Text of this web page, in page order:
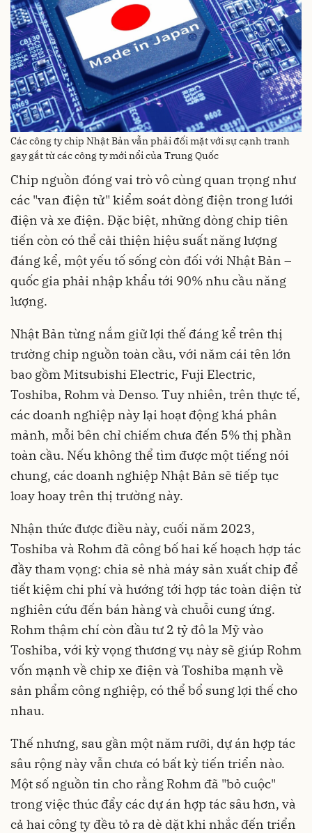
Các công ty chip Nhật Bản vẫn phải đối mặt với sự cạnh tranh
gay gắt từ các công ty mới nổi của Trung Quốc
Chip nguồn đóng vai trò vô cùng quan trọng như
các "van điện tử" kiểm soát dòng điện trong lưới
điện và xe điện. Đặc biệt, những dòng chip tiên
tiến còn có thể cải thiện hiệu suất năng lượng
đáng kể, một yếu tố sống còn đối với Nhật Bản –
quốc gia phải nhập khẩu tới 90% nhu cầu năng
lượng.
Nhật Bản từng nắm giữ lợi thế đáng kể trên thị
trường chip nguồn toàn cầu, với năm cái tên lớn
bao gồm Mitsubishi Electric, Fuji Electric,
Toshiba, Rohm và Denso. Tuy nhiên, trên thực tế,
các doanh nghiệp này lại hoạt động khá phân
mảnh, mỗi bên chỉ chiếm chưa đến 5% thị phần
toàn cầu. Nếu không thể tìm được một tiếng nói
chung, các doanh nghiệp Nhật Bản sẽ tiếp tục
loay hoay trên thị trường này.
Nhận thức được điều này, cuối năm 2023,
Toshiba và Rohm đã công bố hai kế hoạch hợp tác
đầy tham vọng: chia sẻ nhà máy sản xuất chip để
tiết kiệm chi phí và hướng tới hợp tác toàn diện từ
nghiên cứu đến bán hàng và chuỗi cung ứng.
Rohm thậm chí còn đầu tư 2 tỷ đô la Mỹ vào
Toshiba, với kỳ vọng thương vụ này sẽ giúp Rohm
vốn mạnh về chip xe điện và Toshiba mạnh về
sản phẩm công nghiệp, có thể bổ sung lợi thế cho
nhau.
Thế nhưng, sau gần một năm rưỡi, dự án hợp tác
sâu rộng này vẫn chưa có bất kỳ tiến triển nào.
Một số nguồn tin cho rằng Rohm đã "bỏ cuộc"
trong việc thúc đẩy các dự án hợp tác sâu hơn, và
cả hai công ty đều tỏ ra dè dặt khi nhắc đến triển